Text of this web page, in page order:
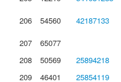
206
54560 42187133
207
65077
208
50569 25894218
209
46401 25854119